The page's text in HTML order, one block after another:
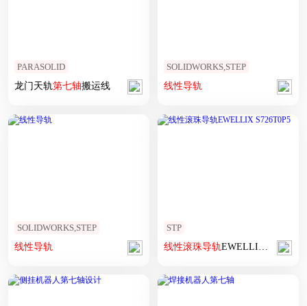
PARASOLID
龙门天轨第七轴搬运线
SOLIDWORKS,STEP
线性导轨
SOLIDWORKS,STEP
线性导轨
STP
线性滚珠导轨EWELLIX S726T0P5